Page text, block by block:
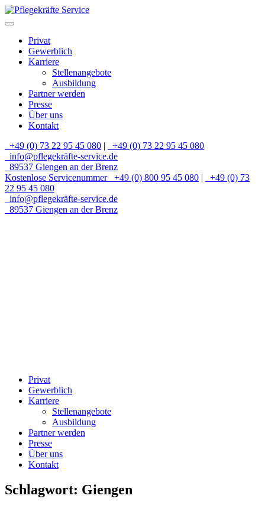
Privat
Gewerblich
Karriere
Stellenangebote
Ausbildung
Partner werden
Presse
Über uns
Kontakt
+49 (0) 73 22 95 45 080 |
+49 (0) 73 22 95 45 080
info@pflegekräfte-service.de
89537 Giengen an der Brenz
Kostenlose Servicenummer
+49 (0) 800 95 45 080 |
+49 (0) 73
22 95 45 080
info@pflegekräfte-service.de
89537 Giengen an der Brenz
Privat
Gewerblich
Karriere
Stellenangebote
Ausbildung
Partner werden
Presse
Über uns
Kontakt
Schlagwort: Giengen